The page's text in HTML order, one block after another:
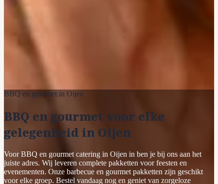
BBQ en gourmet in Oijen
BBQ en gourmet voor elke
gelegenheid in Oijen
Voor BBQ en gourmet catering in Oijen in ben je bij ons aan het
juiste adres. Wij leveren complete pakketten voor feesten en
evenementen. Onze barbecue en gourmet pakketten zijn geschikt
voor elke groep. Bestel vandaag nog en geniet van zorgeloze